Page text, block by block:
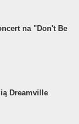
na "Don't Be
Dreamville